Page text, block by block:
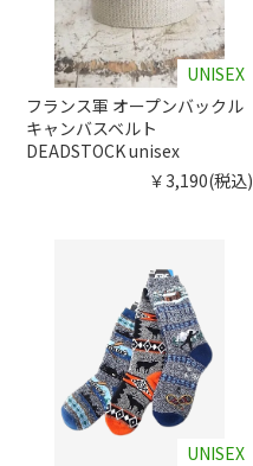
UNISEX
フランス軍 オープンバックル
キャンバスベルト
DEADSTOCK unisex
￥3,190(税込)
UNISEX